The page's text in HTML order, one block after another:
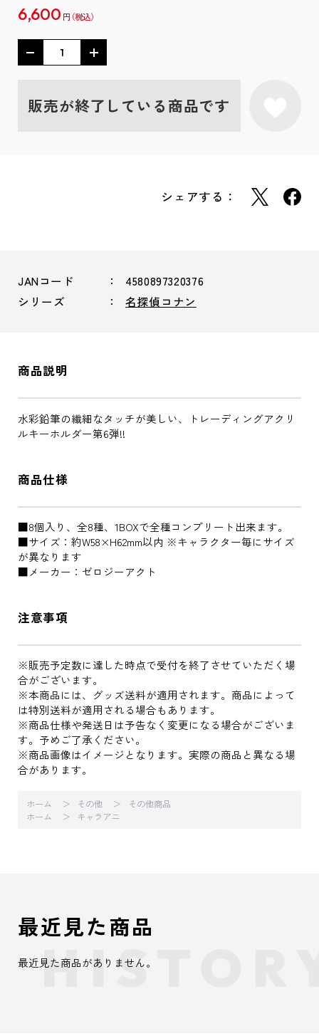
6,600 円
販売が終了している商品です
シェアする：
JANコード
4580897320376
シリーズ
名探偵コナン
商品説明
水彩鉛筆の繊細なタッチが美しい、トレーディングアクリ
ルキーホルダー第6弾!!
商品仕様
■8個入り、全8種、1BOXで全種コンプリート出来ます。
■サイズ：約W58×H62mm以内 ※キャラクター毎にサイズ
が異なります
■メーカー：ゼロジーアクト
注意事項
※販売予定数に達した時点で受付を終了させていただく場
合がございます。
※本商品には、グッズ送料が適用されます。商品によって
は特別送料が適用される場合もあります。
※商品仕様や発送日は予告なく変更になる場合がございま
す。予めご了承ください。
※商品画像はイメージとなります。実際の商品と異なる場
合があります。
ホーム その他
その他商品
ホーム
キャラアニ
最近見た商品
最近見た商品がありません。